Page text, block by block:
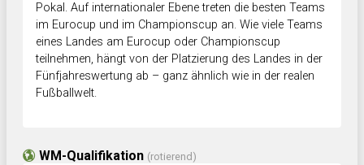
Pokal. Auf internationaler Ebene treten die besten Teams
im Eurocup und im Championscup an. Wie viele Teams
eines Landes am Eurocup oder Championscup
teilnehmen, hängt von der Platzierung des Landes in der
Fünfjahreswertung ab – ganz ähnlich wie in der realen
Fußballwelt.
WM-Qualifikation (rotierend)